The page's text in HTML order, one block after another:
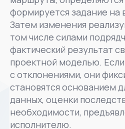
формируется задание на
Затем изменения
том числе силами
фактический результат
проектной моделью.
с отклонениями, они
становятся основанием
данных, оценки
необходимости,
исполнителю.